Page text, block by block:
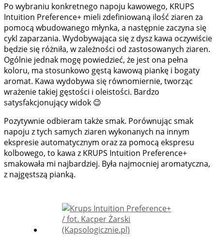
Po wybraniu konkretnego napoju kawowego, KRUPS
Intuition Preference+ mieli zdefiniowaną ilość ziaren za
pomocą wbudowanego młynka, a następnie zaczyna się
cykl zaparzania. Wydobywająca się z dysz kawa oczywiście
będzie się różniła, w zależności od zastosowanych ziaren.
Ogólnie jednak mogę powiedzieć, że jest ona pełna
koloru, ma stosunkowo gęstą kawową piankę i bogaty
aromat. Kawa wydobywa się równomiernie, tworząc
wrażenie takiej gęstości i oleistości. Bardzo
satysfakcjonujący widok 😉
Pozytywnie odbieram także smak. Porównując smak
napoju z tych samych ziaren wykonanych na innym
ekspresie automatycznym oraz za pomocą ekspresu
kolbowego, to kawa z KRUPS Intuition Preference+
smakowała mi najbardziej. Była najmocniej aromatyczna,
z najgęstszą pianką.